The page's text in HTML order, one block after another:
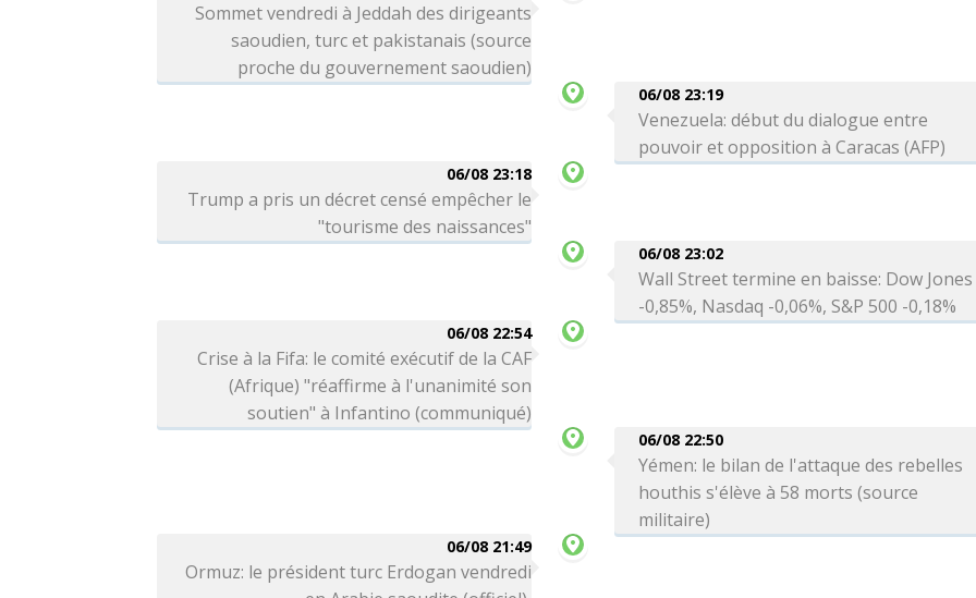
Sommet vendredi à Jeddah des dirigeants
saoudien, turc et pakistanais (source
proche du gouvernement saoudien)
06/08 23:19
Venezuela: début du dialogue entre
pouvoir et opposition à Caracas (AFP)
06/08 23:18
Trump a pris un décret censé empêcher le
"tourisme des naissances"
06/08 23:02
Wall Street termine en baisse: Dow Jones
-0,85%, Nasdaq -0,06%, S&P 500 -0,18%
06/08 22:54
Crise à la Fifa: le comité exécutif de la CAF
(Afrique) "réaffirme à l'unanimité son
soutien" à Infantino (communiqué)
06/08 22:50
Yémen: le bilan de l'attaque des rebelles
houthis s'élève à 58 morts (source
militaire)
06/08 21:49
Ormuz: le président turc Erdogan vendredi